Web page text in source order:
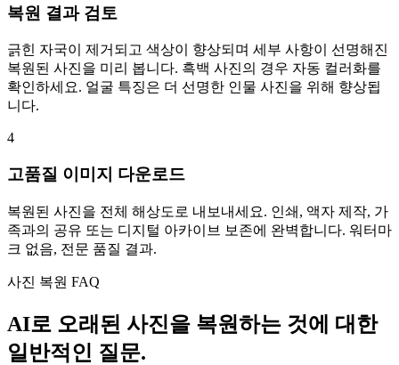
복원 결과 검토
긁힌 자국이 제거되고 색상이 향상되며 세부 사항이 선명해진
복원된 사진을 미리 봅니다. 흑백 사진의 경우 자동 컬러화를
확인하세요. 얼굴 특징은 더 선명한 인물 사진을 위해 향상됩
니다.
4
고품질 이미지 다운로드
복원된 사진을 전체 해상도로 내보내세요. 인쇄, 액자 제작, 가
족과의 공유 또는 디지털 아카이브 보존에 완벽합니다. 워터마
크 없음, 전문 품질 결과.
사진 복원 FAQ
AI로 오래된 사진을 복원하는 것에 대한
일반적인 질문.